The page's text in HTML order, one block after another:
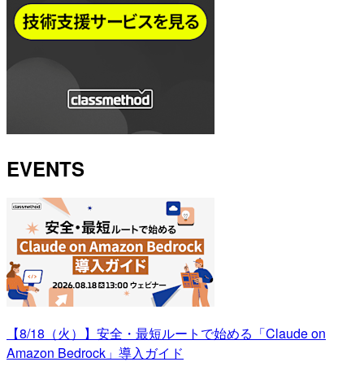
EVENTS
【8/18（火）】安全・最短ルートで始める「Claude on
Amazon Bedrock」導入ガイド